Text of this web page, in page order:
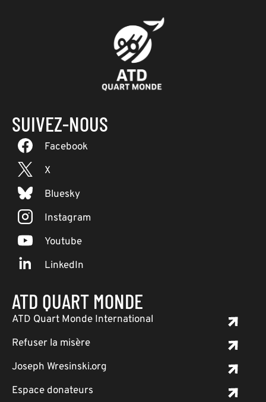
SUIVEZ-NOUS
Facebook
X
Bluesky
Instagram
Youtube
LinkedIn
ATD QUART MONDE
ATD Quart Monde International
Refuser la misère
Joseph Wresinski.org
Espace donateurs